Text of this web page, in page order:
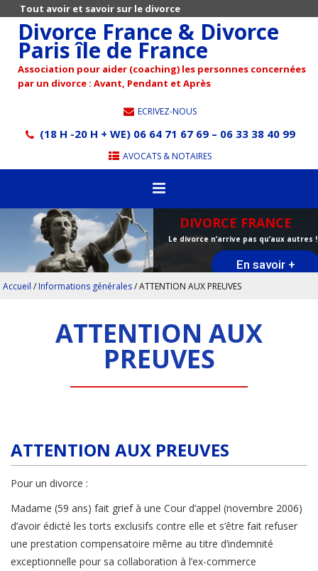
Tout avoir et savoir sur le divorce
Divorce France & Divorce
Paris île de France
Association pour aider (coaching) les personnes concernées
par un divorce : Avant, Pendant et Après
ECRIVEZ-NOUS
(18 H -20 H + WE) 06 64 71 67 69 – 06 33 38 40 99
AVOCATS & NOTAIRES
DIVORCE FRANCE
Le divorce n’arrive pas qu’aux autres !
En savoir +
Accueil / Informations générales/ATTENTION AUX PREUVES
ATTENTION AUX
PREUVES
ATTENTION AUX PREUVES
Pour un divorce :
Madame (59 ans) fait grief à une Cour d’appel (novembre 2006)
d’avoir édicté les torts exclusifs contre elle et s’être fait refuser
une prestation compensatoire même au titre d’indemnité
exceptionnelle pour sa collaboration à l’ex-commerce